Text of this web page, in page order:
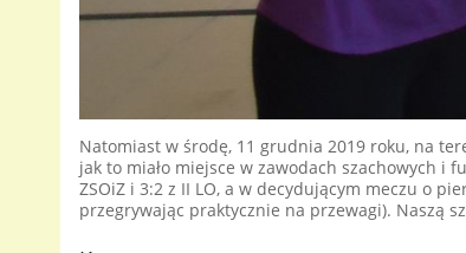
Natomiast w środę, 11 grudnia 2019 roku, na
jak to miało miejsce w zawodach szachowych i
ZSOiZ i 3:2 z II LO, a w decydującym meczu o
przegrywając praktycznie na przewagi). Naszą